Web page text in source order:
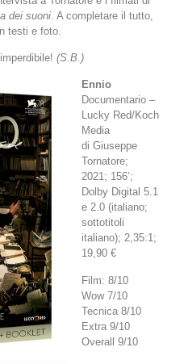
dei suoni . A completare il tutto,
testi e foto.
(S.B.)
Ennio
Documentario –
Lucky Red/Koch
Media
di Giuseppe
Tornatore;
2021; 156’;
Dolby Digital 5.1
e 2.0 (italiano;
sottotitoli
italiano); 2,35:1;
19,90 €
Film: 8/10
Wow 7/10
Tecnica 8/10
Extra 9/10
Overall 9/10